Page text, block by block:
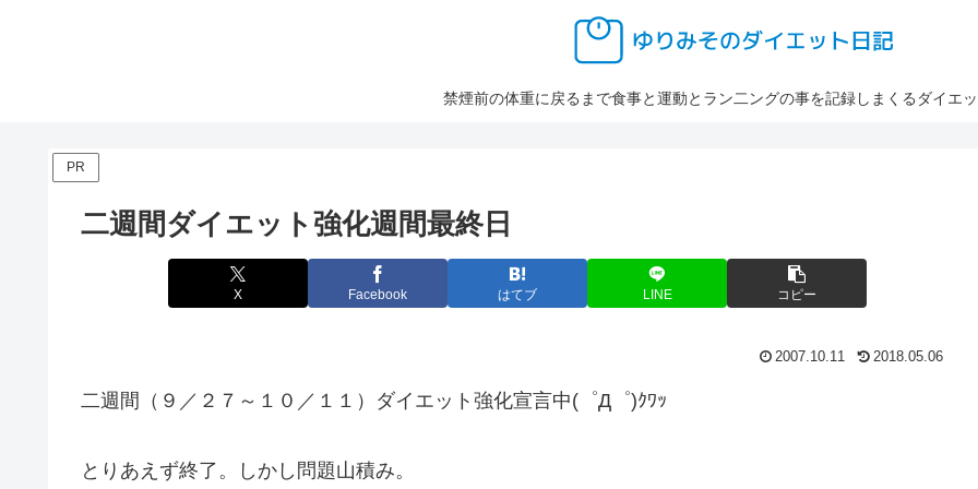
禁煙前の体重に戻るまで食事と運動とラン二ングの事を記録しまくるダイエ
PR
二週間ダイエット強化週間最終日
X Facebook はてブ LINE コピー
2007.10.11 2018.05.06
二週間（９／２７～１０／１１）ダイエット強化宣言中(゜Д゜)ｸﾜｯ
とりあえず終了。しかし問題山積み。